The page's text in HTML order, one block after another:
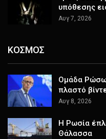
υπόθεσης
Αυγ 7, 2026
ΚΟΣΜΟΣ
Ομάδα
πλαστό
Αυγ 8, 2026
Η Ρωσία
Θάλασσα